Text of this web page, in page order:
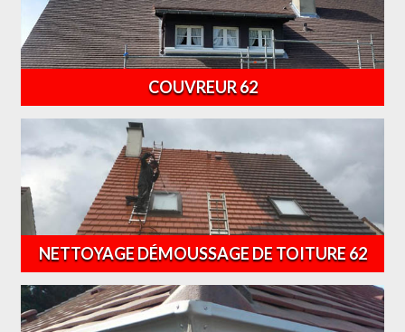
COUVREUR 62
NETTOYAGE DÉMOUSSAGE DE TOITURE 62